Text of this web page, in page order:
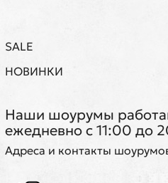
SALE
НОВИНКИ
Наши шоурумы
ежедневно с 11:00 до
Адреса и контакты